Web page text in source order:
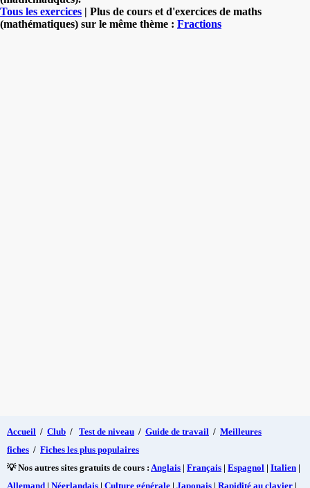
Tous les exercices | Plus de cours et d'exercices de maths
(mathématiques) sur le même thème : Fractions
Accueil / Club / Test de niveau / Guide de travail / Meilleures
fiches / Fiches les plus populaires
💡 Nos autres sites gratuits de cours : Anglais | Français | Espagnol | Italien |
Allemand | Néerlandais | Culture générale | Japonais | Rapidité au clavier |